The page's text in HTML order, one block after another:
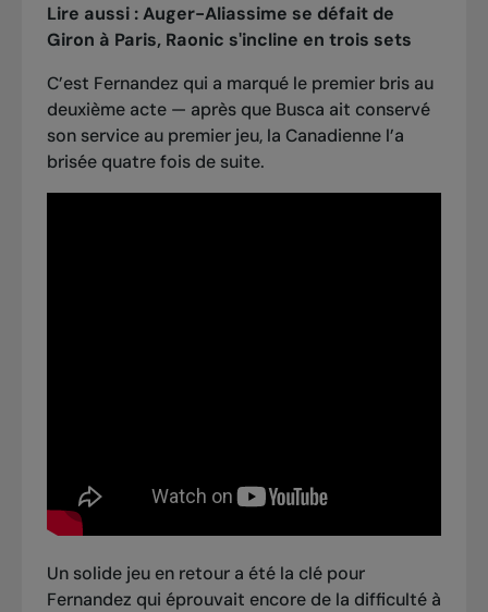
Lire aussi :Auger-Aliassime se défait de
Giron à Paris, Raonic s'incline en trois sets
C’est Fernandez qui a marqué le premier bris au
deuxième acte — après que Busca ait conservé
son service au premier jeu, la Canadienne l’a
brisée quatre fois de suite.
Un solide jeu en retour a été la clé pour
Fernandez qui éprouvait encore de la difficulté à